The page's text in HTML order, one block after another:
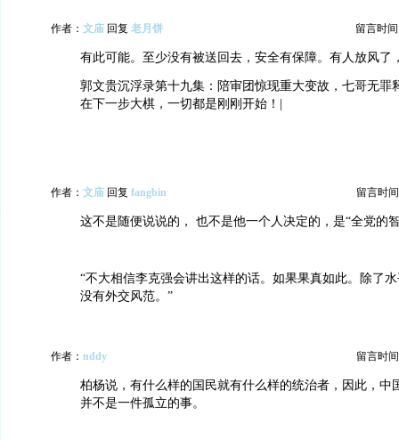
作者： 文庙 回复 老月饼 留言时间
有此可能。至少没有被送回去，安全有保障。有人放风了
郭文贵沉浮录第十九集：陪审团惊现重大变故，七哥无罪
在下一步大棋，一切都是刚刚开始！|
作者： 文庙 回复 fangbin 留言时
这不是随便说说的， 也不是他一个人决定的，是“全党的
“不大相信李克强会讲出这样的话。如果果真如此。除了
没有外交风范。”
作者： nddy 留言时
柏杨说，有什么样的国民就有什么样的统治者，因此，中
并不是一件孤立的事。